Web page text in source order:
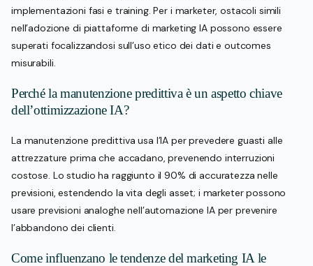
implementazioni fasi e training. Per i marketer, ostacoli simili
nell’adozione di piattaforme di marketing IA possono essere
superati focalizzandosi sull’uso etico dei dati e outcomes
misurabili.
Perché la manutenzione predittiva è un aspetto chiave
dell’ottimizzazione IA?
La manutenzione predittiva usa l’IA per prevedere guasti alle
attrezzature prima che accadano, prevenendo interruzioni
costose. Lo studio ha raggiunto il 90% di accuratezza nelle
previsioni, estendendo la vita degli asset; i marketer possono
usare previsioni analoghe nell’automazione IA per prevenire
l’abbandono dei clienti.
Come influenzano le tendenze del marketing IA le